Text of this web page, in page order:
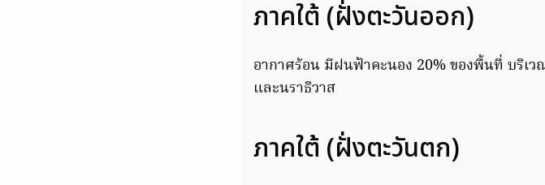
ภาคใต้ (ฝั่งตะวันออก)
อากาศร้อน มีฝนฟ้าคะนอง 20% ของพื้นที่ บริเ
และนราธิวาส
ภาคใต้ (ฝั่งตะวันตก)